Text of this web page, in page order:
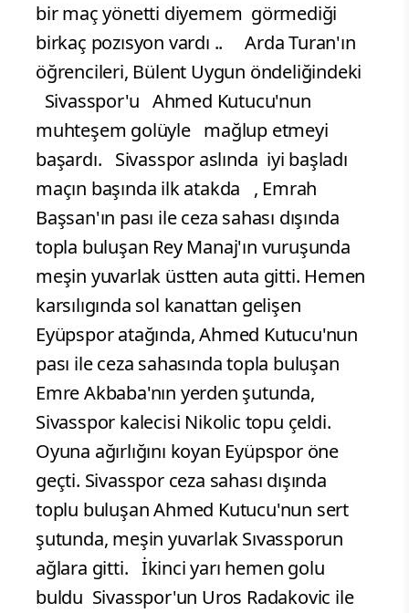
bir maç yönetti diyemem görmediği
birkaç pozısyon vardı .. Arda Turan'ın
öğrencileri, Bülent Uygun öndeliğindeki
Sivasspor'u Ahmed Kutucu'nun
muhteşem golüyle mağlup etmeyi
başardı. Sivasspor aslında iyi başladı
maçın başında ilk atakda , Emrah
Başsan'ın pası ile ceza sahası dışında
topla buluşan Rey Manaj'ın vuruşunda
meşin yuvarlak üstten auta gitti. Hemen
karsılıgında sol kanattan gelişen
Eyüpspor atağında, Ahmed Kutucu'nun
pası ile ceza sahasında topla buluşan
Emre Akbaba'nın yerden şutunda,
Sivasspor kalecisi Nikolic topu çeldi.
Oyuna ağırlığını koyan Eyüpspor öne
geçti. Sivasspor ceza sahası dışında
toplu buluşan Ahmed Kutucu'nun sert
şutunda, meşin yuvarlak Sıvassporun
ağlara gitti. İkinci yarı hemen golu
buldu Sivasspor'un Uros Radakovic ile